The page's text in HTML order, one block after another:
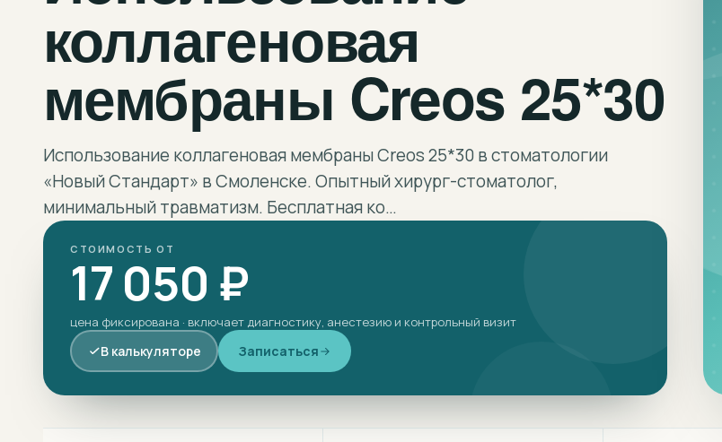
коллагеновая
мембраны Creos 25*30
Использование коллагеновая мембраны Creos 25*30 в стоматологии
«Новый Стандарт» в Смоленске. Опытный хирург-стоматолог,
минимальный травматизм. Бесплатная ко…
СТОИМОСТЬ ОТ
17 050 ₽
цена фиксирована · включает диагностику, анестезию и контрольный визит
В калькуляторе Записаться